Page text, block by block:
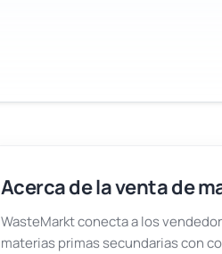
Acerca de la venta de
WasteMarkt conecta a los
materias primas secundarias con